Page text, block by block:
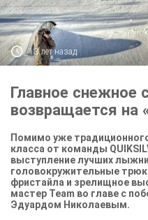
 13 лет назад
Главное снежное
возвращается на
Помимо уже
класса от команды
выступление лучших
головокружительные
фристайла и зрелищное
мастер Team во главе с
Эдуардом Николаевым.